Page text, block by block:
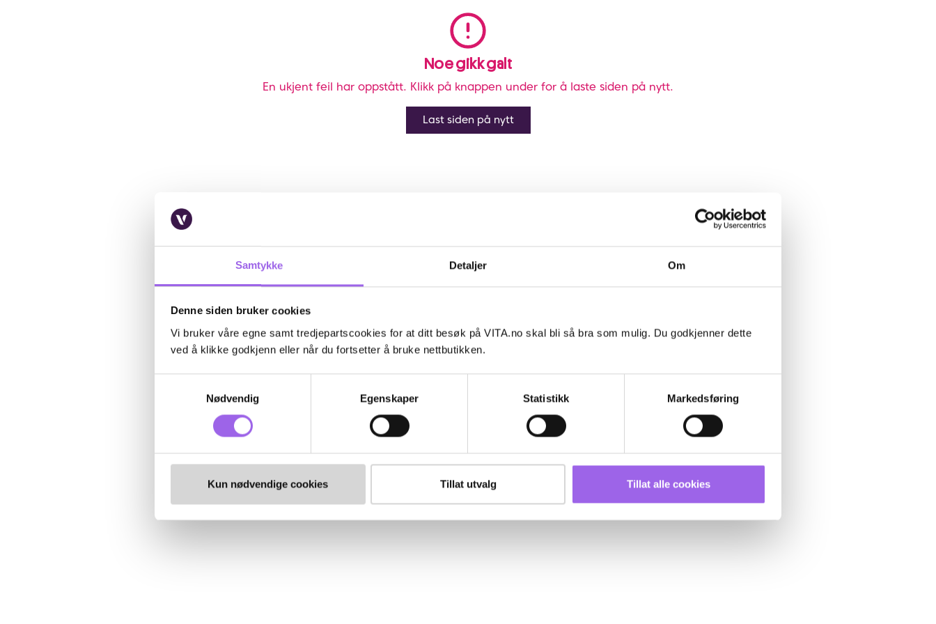
Samtykke Detaljer Om
Denne siden bruker cookies
Vi bruker våre egne samt tredjepartscookies for at ditt besøk på VITA.no skal bli så bra som mulig. Du godkjenner dette
ved å klikke godkjenn eller når du fortsetter å bruke nettbutikken.
Nødvendig
Egenskaper Statistikk Markedsføring
Kun nødvendige cookies Tillat utvalg Tillat alle cookies
Noe gikk galt
En ukjent feil har oppstått. Klikk på knappen under for å laste siden på nytt.
Last siden på nytt